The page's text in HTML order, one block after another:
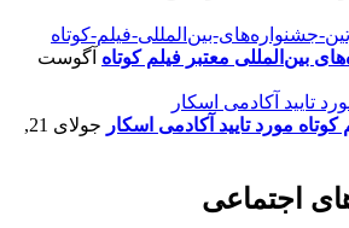
بین‌المللی معتبر فیلم کوتاه آگوست
مورد تایید آکادمی اسکار
جولای 21,
اجتماعی